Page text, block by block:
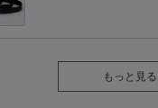
もっと見る